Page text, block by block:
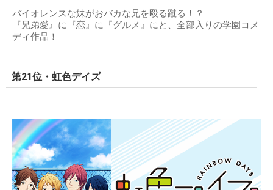
バイオレンスな妹がおバカな兄を殴る蹴る！？
『兄弟愛』に『恋』に『グルメ』にと、全部入りの学園コメ
ディ作品！
第21位・虹色デイズ